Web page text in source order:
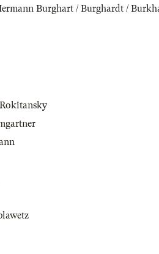
Burghart / Burghardt /